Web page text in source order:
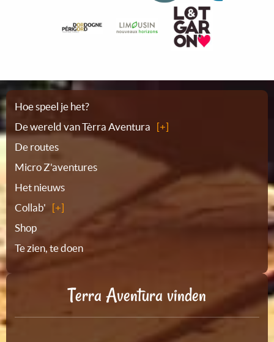
Plattegrond
Hoe speel je het?
De wereld van Tèrra Aventura
De routes
Micro Z'aventures
Het nieuws
Collab'
Shop
Te zien, te doen
Terra Aventura vinden